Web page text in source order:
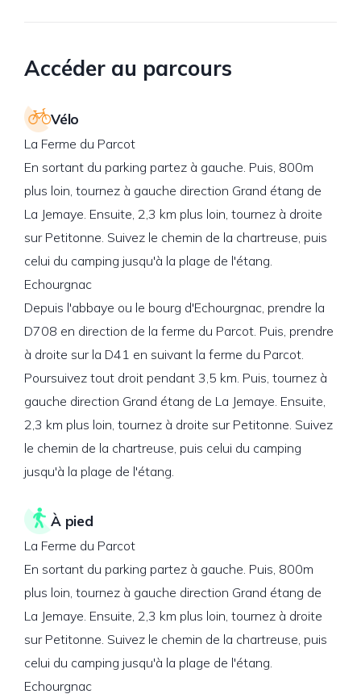
Accéder au parcours
Vélo
La Ferme du Parcot
En sortant du parking partez à gauche. Puis, 800m
plus loin, tournez à gauche direction Grand étang de
La Jemaye. Ensuite, 2,3 km plus loin, tournez à droite
sur Petitonne. Suivez le chemin de la chartreuse, puis
celui du camping jusqu'à la plage de l'étang.
Echourgnac
Depuis l'abbaye ou le bourg d'Echourgnac, prendre la
D708 en direction de la ferme du Parcot. Puis, prendre
à droite sur la D41 en suivant la ferme du Parcot.
Poursuivez tout droit pendant 3,5 km. Puis, tournez à
gauche direction Grand étang de La Jemaye. Ensuite,
2,3 km plus loin, tournez à droite sur Petitonne. Suivez
le chemin de la chartreuse, puis celui du camping
jusqu'à la plage de l'étang.
À pied
La Ferme du Parcot
En sortant du parking partez à gauche. Puis, 800m
plus loin, tournez à gauche direction Grand étang de
La Jemaye. Ensuite, 2,3 km plus loin, tournez à droite
sur Petitonne. Suivez le chemin de la chartreuse, puis
celui du camping jusqu'à la plage de l'étang.
Echourgnac